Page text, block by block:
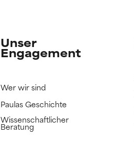
Unser
Engagement
Wer wir sind
Paulas Geschichte
Wissenschaftlicher
Beratung